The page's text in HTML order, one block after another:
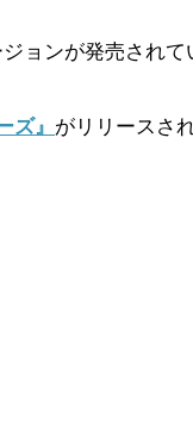
ョンが発売され
ズ』 がリリースさ